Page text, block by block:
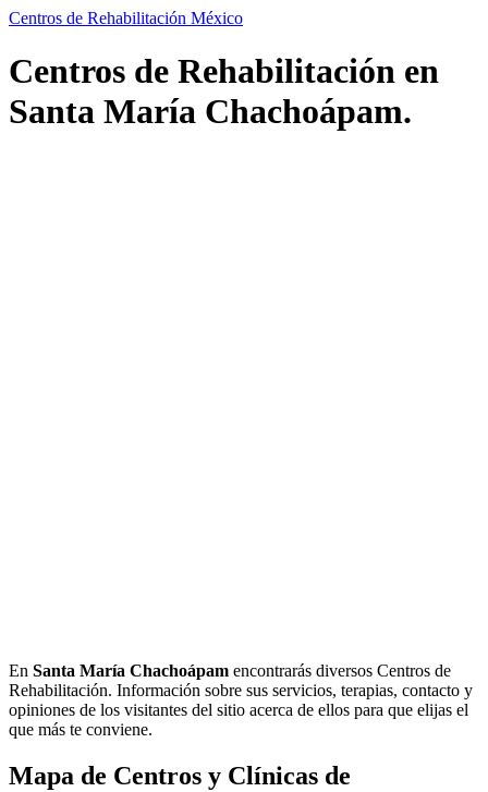
Centros de Rehabilitación México
Centros de Rehabilitación en
Santa María Chachoápam.
En Santa María Chachoápam encontrarás diversos Centros de
Rehabilitación. Información sobre sus servicios, terapias, contacto y
opiniones de los visitantes del sitio acerca de ellos para que elijas el
que más te conviene.
Mapa de Centros y Clínicas de